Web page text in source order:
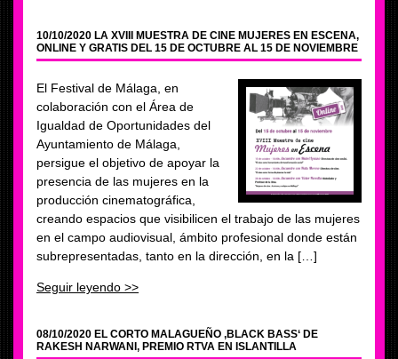
10/10/2020 LA XVIII MUESTRA DE CINE MUJERES EN ESCENA,
ONLINE Y GRATIS DEL 15 DE OCTUBRE AL 15 DE NOVIEMBRE
El Festival de Málaga, en
colaboración con el Área de
Igualdad de Oportunidades del
Ayuntamiento de Málaga,
persigue el objetivo de apoyar la
presencia de las mujeres en la
producción cinematográfica,
creando espacios que visibilicen el trabajo de las mujeres
en el campo audiovisual, ámbito profesional donde están
subrepresentadas, tanto en la dirección, en la […]
Seguir leyendo >>
08/10/2020 EL CORTO MALAGUEÑO ‚BLACK BASS‘ DE
RAKESH NARWANI, PREMIO RTVA EN ISLANTILLA